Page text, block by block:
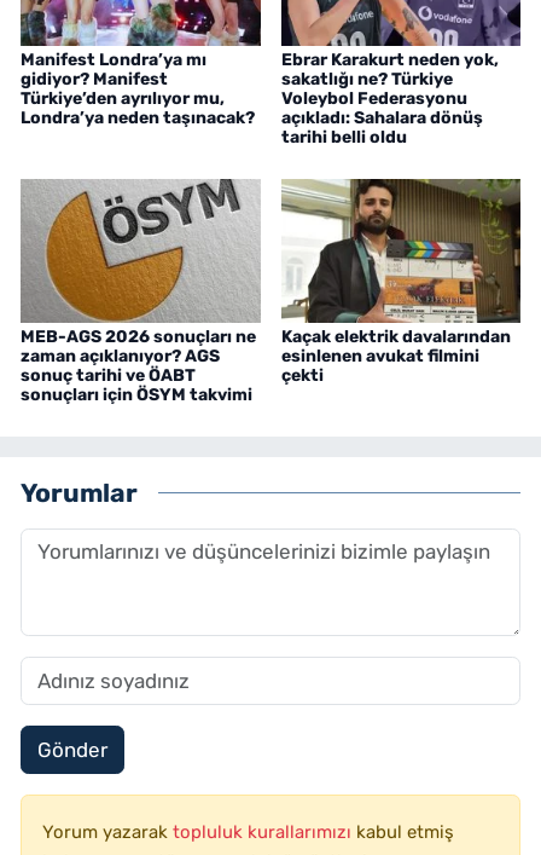
Manifest Londra’ya mı
gidiyor? Manifest
Türkiye’den ayrılıyor mu,
Londra’ya neden taşınacak?
Ebrar Karakurt neden yok,
sakatlığı ne? Türkiye
Voleybol Federasyonu
açıkladı: Sahalara dönüş
tarihi belli oldu
MEB-AGS 2026 sonuçları ne
zaman açıklanıyor? AGS
sonuç tarihi ve ÖABT
sonuçları için ÖSYM takvimi
Kaçak elektrik davalarından
esinlenen avukat filmini
çekti
Yorumlar
Gönder
Yorum yazarak topluluk kurallarımızı kabul etmiş